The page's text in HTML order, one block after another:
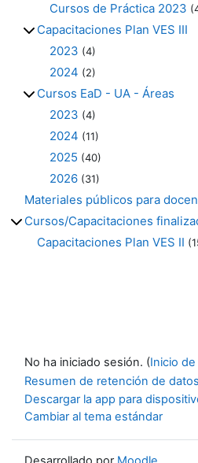
Cursos de Práctica 2023
Capacitaciones Plan VES III
2023 (4)
2024 (2)
Cursos EaD - UA - Áreas
2023 (4)
2024 (11)
2025 (40)
2026 (31)
Materiales públicos para
Cursos/Capacitaciones
Capacitaciones Plan VES II
No ha iniciado sesión. (Inicio
Resumen de retención de datos
Descargar la app para
Cambiar al tema estándar